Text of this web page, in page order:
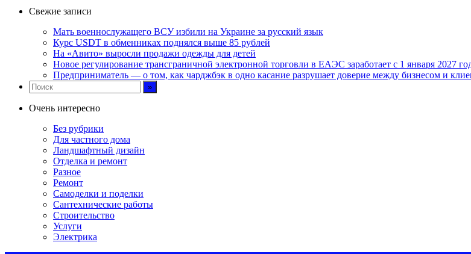
Свежие записи
Мать военнослужащего ВСУ избили на Украине за русский язык
Курс USDT в обменниках поднялся выше 85 рублей
На «Авито» выросли продажи одежды для детей
Новое регулирование трансграничной электронной торговли в ЕАЭС заработает с 1 января 2027
Предприниматель — о том, как чарджбэк в одно касание разрушает доверие между бизнесом и
Очень интересно
Без рубрики
Для частного дома
Ландшафтный дизайн
Отделка и ремонт
Разное
Ремонт
Самоделки и поделки
Сантехнические работы
Строительство
Услуги
Электрика